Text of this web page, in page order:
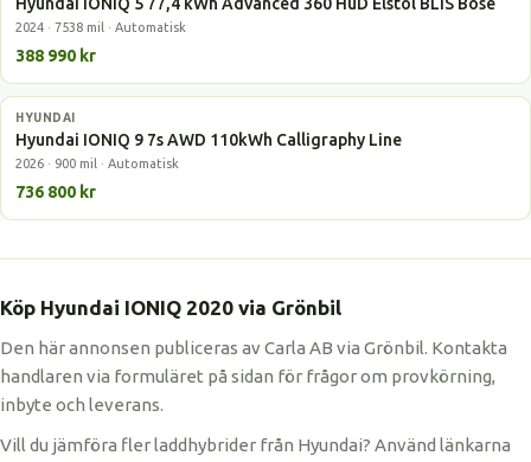
2024 · 7538 mil · Automatisk
388 990 kr
Elbil
HYUNDAI
Hyundai IONIQ 9 7s AWD 110kWh Calligraphy Line
2026 · 900 mil · Automatisk
736 800 kr
Köp Hyundai IONIQ 2020 via Grönbil
Den här annonsen publiceras av Carla AB via Grönbil. Kontakta
handlaren via formuläret på sidan för frågor om provkörning,
inbyte och leverans.
Vill du jämföra fler laddhybrider från Hyundai? Använd länkarna